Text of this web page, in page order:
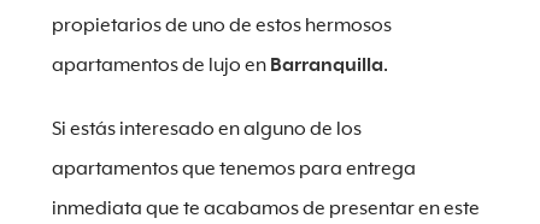
propietarios de uno de estos hermosos
apartamentos de lujo en Barranquilla.
Si estás interesado en alguno de los
apartamentos que tenemos para entrega
inmediata que te acabamos de presentar en este